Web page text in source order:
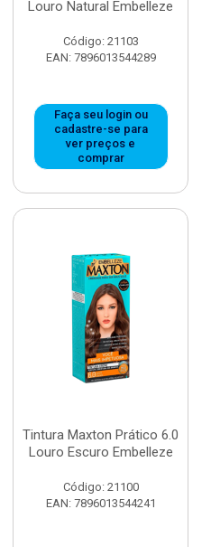
Louro Natural Embelleze
Código: 21103
EAN: 7896013544289
Faça seu login ou
cadastre-se para
ver preços e
comprar
Tintura Maxton Prático 6.0
Louro Escuro Embelleze
Código: 21100
EAN: 7896013544241